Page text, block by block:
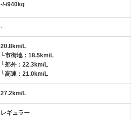
-/-/940kg
-
20.8km/L
└市街地：18.5km/L
└郊外：22.3km/L
└高速：21.0km/L
27.2km/L
レギュラー